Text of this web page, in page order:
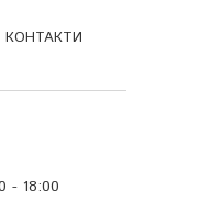
КОНТАКТИ
18:00